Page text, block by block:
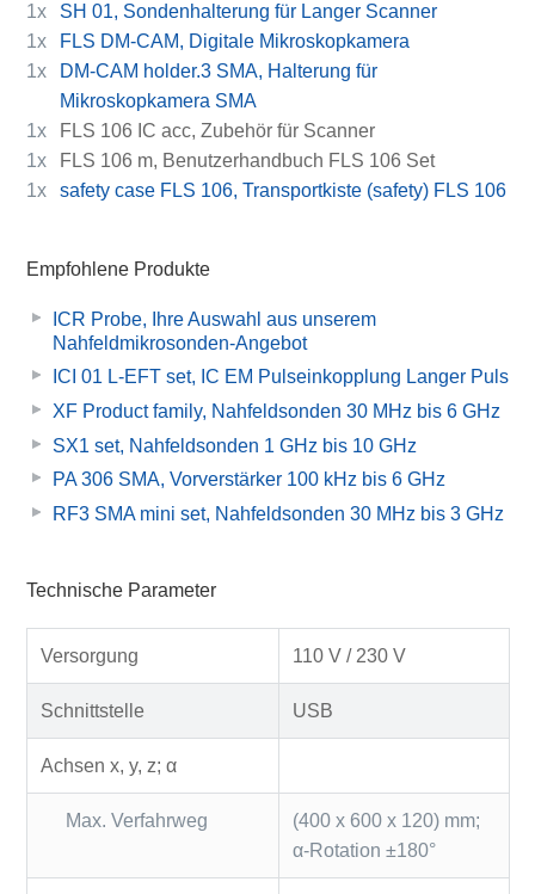
1x
SH 01, Sondenhalterung für Langer Scanner
1x
FLS DM-CAM, Digitale Mikroskopkamera
1x
DM-CAM holder.3 SMA, Halterung für
Mikroskopkamera SMA
1x
FLS 106 IC acc, Zubehör für Scanner
1x
FLS 106 m, Benutzerhandbuch FLS 106 Set
1x
safety case FLS 106, Transportkiste (safety) FLS 106
Empfohlene Produkte
ICR Probe, Ihre Auswahl aus unserem
Nahfeldmikrosonden-Angebot
ICI 01 L-EFT set, IC EM Pulseinkopplung Langer Puls
XF Product family, Nahfeldsonden 30 MHz bis 6 GHz
SX1 set, Nahfeldsonden 1 GHz bis 10 GHz
PA 306 SMA, Vorverstärker 100 kHz bis 6 GHz
RF3 SMA mini set, Nahfeldsonden 30 MHz bis 3 GHz
Technische Parameter
Versorgung 110 V / 230 V
Schnittstelle USB
Achsen x, y, z; α
Max. Verfahrweg
(400 x 600 x 120) mm;
α-Rotation ±180°